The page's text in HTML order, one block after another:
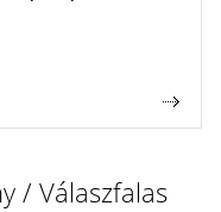
/ Válaszfalas